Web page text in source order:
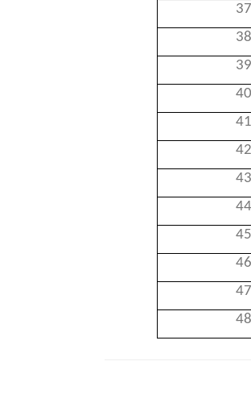
37
38
39
40
41
42
43
44
45
46
47
48